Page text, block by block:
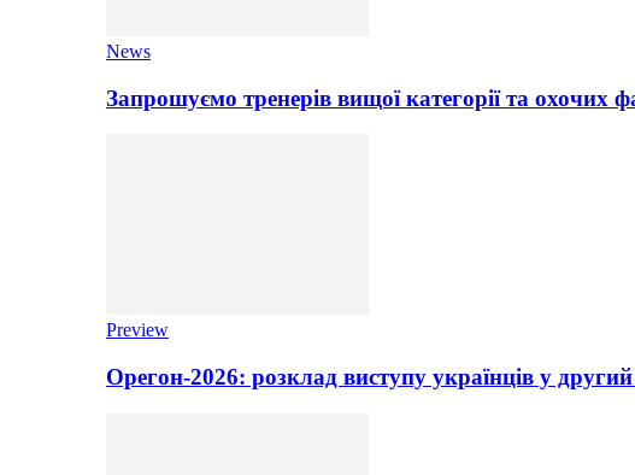
News
Запрошуємо тренерів вищої категорії та охочих
Preview
Орегон-2026: розклад виступу українців у